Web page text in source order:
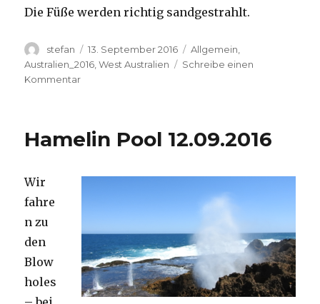
Die Füße werden richtig sandgestrahlt.
Autor
stefan
Veröffentlicht
am
13. September 2016 Kategorien
Allgemein
Australien_2016 ,West Australien
Schreibe einen
Kommentarzu
Hamelin Pool 12.09.2016
Wir
fahre
n zu
den
Blow
holes